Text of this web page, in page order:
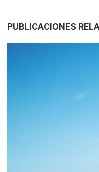
PUBLICACIONES